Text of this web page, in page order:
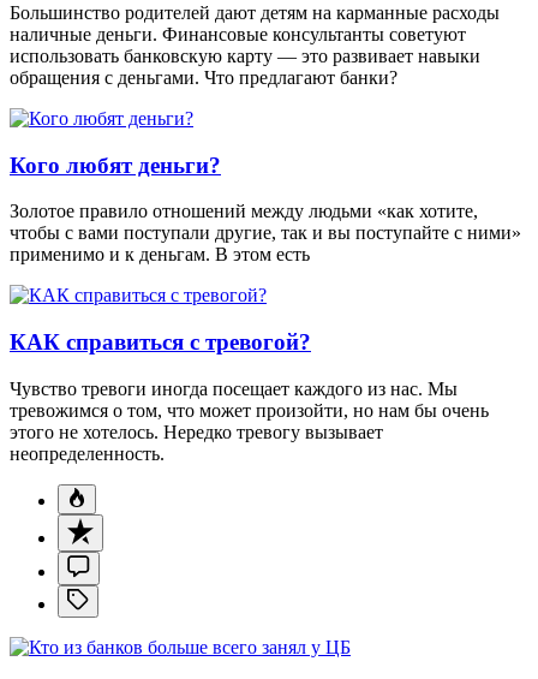
Большинство родителей дают детям на карманные расходы
наличные деньги. Финансовые консультанты советуют
использовать банковскую карту — это развивает навыки
обращения с деньгами. Что предлагают банки?
Кого любят деньги?
Золотое правило отношений между людьми «как хотите,
чтобы с вами поступали другие, так и вы поступайте с ними»
применимо и к деньгам. В этом есть
КАК справиться с тревогой?
Чувство тревоги иногда посещает каждого из нас. Мы
тревожимся о том, что может произойти, но нам бы очень
этого не хотелось. Нередко тревогу вызывает
неопределенность.